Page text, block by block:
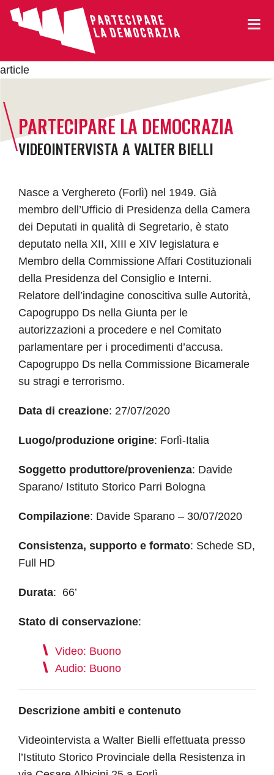
article
PARTECIPARE LA DEMOCRAZIA
VIDEOINTERVISTA A VALTER BIELLI
Nasce a Verghereto (Forlì) nel 1949. Già
membro dell’Ufficio di Presidenza della Camera
dei Deputati in qualità di Segretario, è stato
deputato nella XII, XIII e XIV legislatura e
Membro della Commissione Affari Costituzionali
della Presidenza del Consiglio e Interni.
Relatore dell’indagine conoscitiva sulle Autorità,
Capogruppo Ds nella Giunta per le
autorizzazioni a procedere e nel Comitato
parlamentare per i procedimenti d’accusa.
Capogruppo Ds nella Commissione Bicamerale
su stragi e terrorismo.
Data di creazione: 27/07/2020
Luogo/produzione origine: Forlì-Italia
Soggetto produttore/provenienza: Davide
Sparano/ Istituto Storico Parri Bologna
Compilazione: Davide Sparano – 30/07/2020
Consistenza, supporto e formato: Schede SD,
Full HD
Durata: 66’
Stato di conservazione:
Video: Buono
Audio: Buono
Descrizione ambiti e contenuto
Videointervista a Walter Bielli effettuata presso
l’Istituto Storico Provinciale della Resistenza in